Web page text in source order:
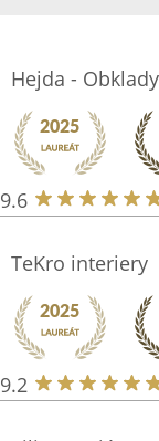
Hejda -
9.6
TeKro interiery
9.2